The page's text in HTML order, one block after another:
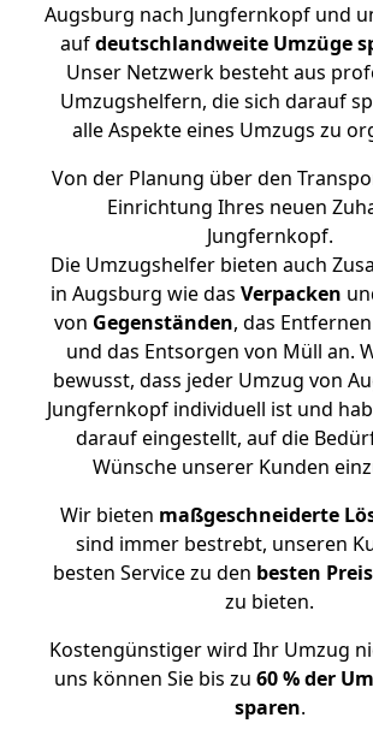
Augsburg nach Jungfernkopf und
aufdeutschlandweite Umzüge
Unser Netzwerk besteht aus
Umzugshelfern, die sich darauf
alle Aspekte eines Umzugs zu
Von der Planung über den
Einrichtung Ihres neuen
Jungfernkopf.
Die Umzugshelfer bieten auch
in Augsburg wie das Verpacken
von Gegenständen, das
und das Entsorgen von Müll an.
bewusst, dass jeder Umzug von
Jungfernkopf individuell ist und
darauf eingestellt, auf die
Wünsche unserer Kunden
Wir bieten maßgeschneiderte
sind immer bestrebt, unseren
besten Service zu den besten
zu bieten.
Kostengünstiger wird Ihr Umzug
uns können Sie bis zu 60 % der
sparen.